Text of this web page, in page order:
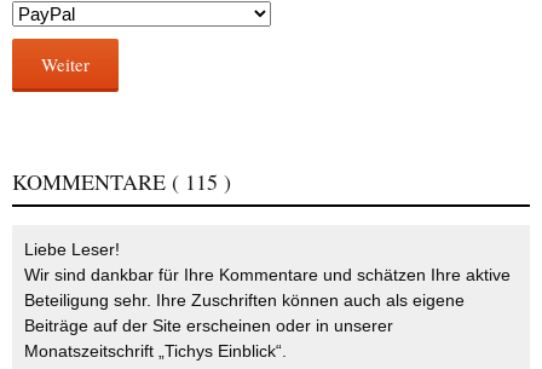
Weiter
KOMMENTARE ( 115 )
Liebe Leser!
Wir sind dankbar für Ihre Kommentare und schätzen Ihre aktive
Beteiligung sehr. Ihre Zuschriften können auch als eigene
Beiträge auf der Site erscheinen oder in unserer
Monatszeitschrift „Tichys Einblick“.